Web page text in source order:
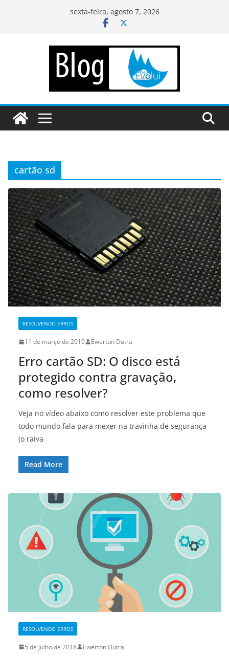
sexta-feira, agosto 7, 2026
cartão sd
RESOLVENDO ERROS
11 de março de 2019 Ewerton Dutra
Erro cartão SD: O disco está
protegido contra gravação,
como resolver?
Veja no vídeo abaixo como resolver este problema que
todo mundo fala para mexer na travinha de segurança
(o raiva
Read More
RESOLVENDO ERROS
5 de julho de 2018 Ewerton Dutra